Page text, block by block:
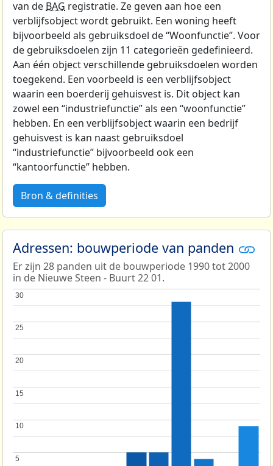
van de BAG registratie. Ze geven aan hoe een
verblijfsobject wordt gebruikt. Een woning heeft
bijvoorbeeld als gebruiksdoel de “Woonfunctie”. Voor
de gebruiksdoelen zijn 11 categorieën gedefinieerd.
Aan één object verschillende gebruiksdoelen worden
toegekend. Een voorbeeld is een verblijfsobject
waarin een boerderij gehuisvest is. Dit object kan
zowel een “industriefunctie” als een “woonfunctie”
hebben. En een verblijfsobject waarin een bedrijf
gehuisvest is kan naast gebruiksdoel
“industriefunctie” bijvoorbeeld ook een
“kantoorfunctie” hebben.
Bron & definities
Adressen: bouwperiode van panden
Er zijn 28 panden uit de bouwperiode 1990 tot 2000
in de Nieuwe Steen - Buurt 22 01.
5
5
10
10
15
15
20
20
25
25
30
30